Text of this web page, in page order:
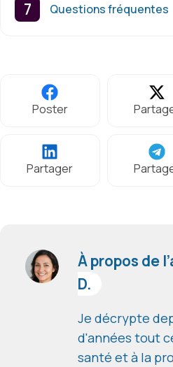
Questions fréquentes
Poster
Partager
À propos de
D.
Je décrypte
d'années tout
santé et à la